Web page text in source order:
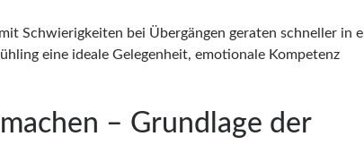
Schwierigkeiten bei Übergängen geraten schneller in
eine ideale Gelegenheit, emotionale Kompetenz
– Grundlage der